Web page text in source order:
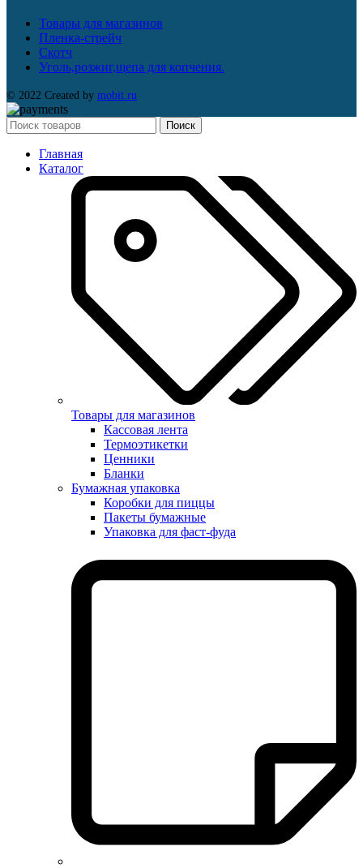
Товары для магазинов
Пленка-стрейч
Скотч
Уголь,розжиг,щепа для копчения.
© 2022 Created by mobit.ru
Поиск
Главная
Каталог
Товары для магазинов
Кассовая лента
Термоэтикетки
Ценники
Бланки
Бумажная упаковка
Коробки для пиццы
Пакеты бумажные
Упаковка для фаст-фуда